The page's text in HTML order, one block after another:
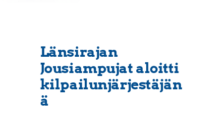
Länsirajan
Jousiampujat aloitti
kilpailunjärjestäjän
ä